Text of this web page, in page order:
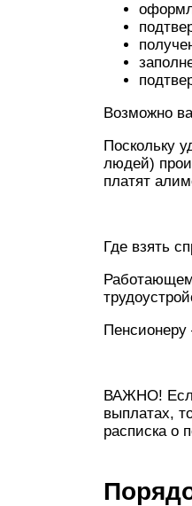
Возможно
Поскольку
людей)
платят
Где взять
Пенсионеру
ВАЖНО!
выплатах,
расписка о